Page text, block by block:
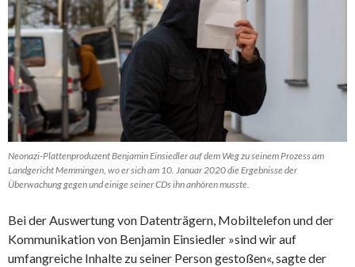
Neonazi-Plattenproduzent Benjamin Einsiedler auf dem Weg zu seinem Prozess am
Landgericht Memmingen, wo er sich am 10. Januar 2020 die Ergebnisse der
Überwachung gegen und einige seiner CDs ihn anhören musste.
Bei der Auswertung von Datenträgern, Mobiltelefon und der
Kommunikation von Benjamin Einsiedler »sind wir auf
umfangreiche Inhalte zu seiner Person gestoßen«, sagte der